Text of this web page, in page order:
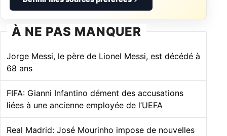
À NE PAS MANQUER
Jorge Messi, le père de Lionel Messi, est décédé à
68 ans
FIFA: Gianni Infantino dément des accusations
liées à une ancienne employée de l’UEFA
Real Madrid: José Mourinho impose de nouvelles